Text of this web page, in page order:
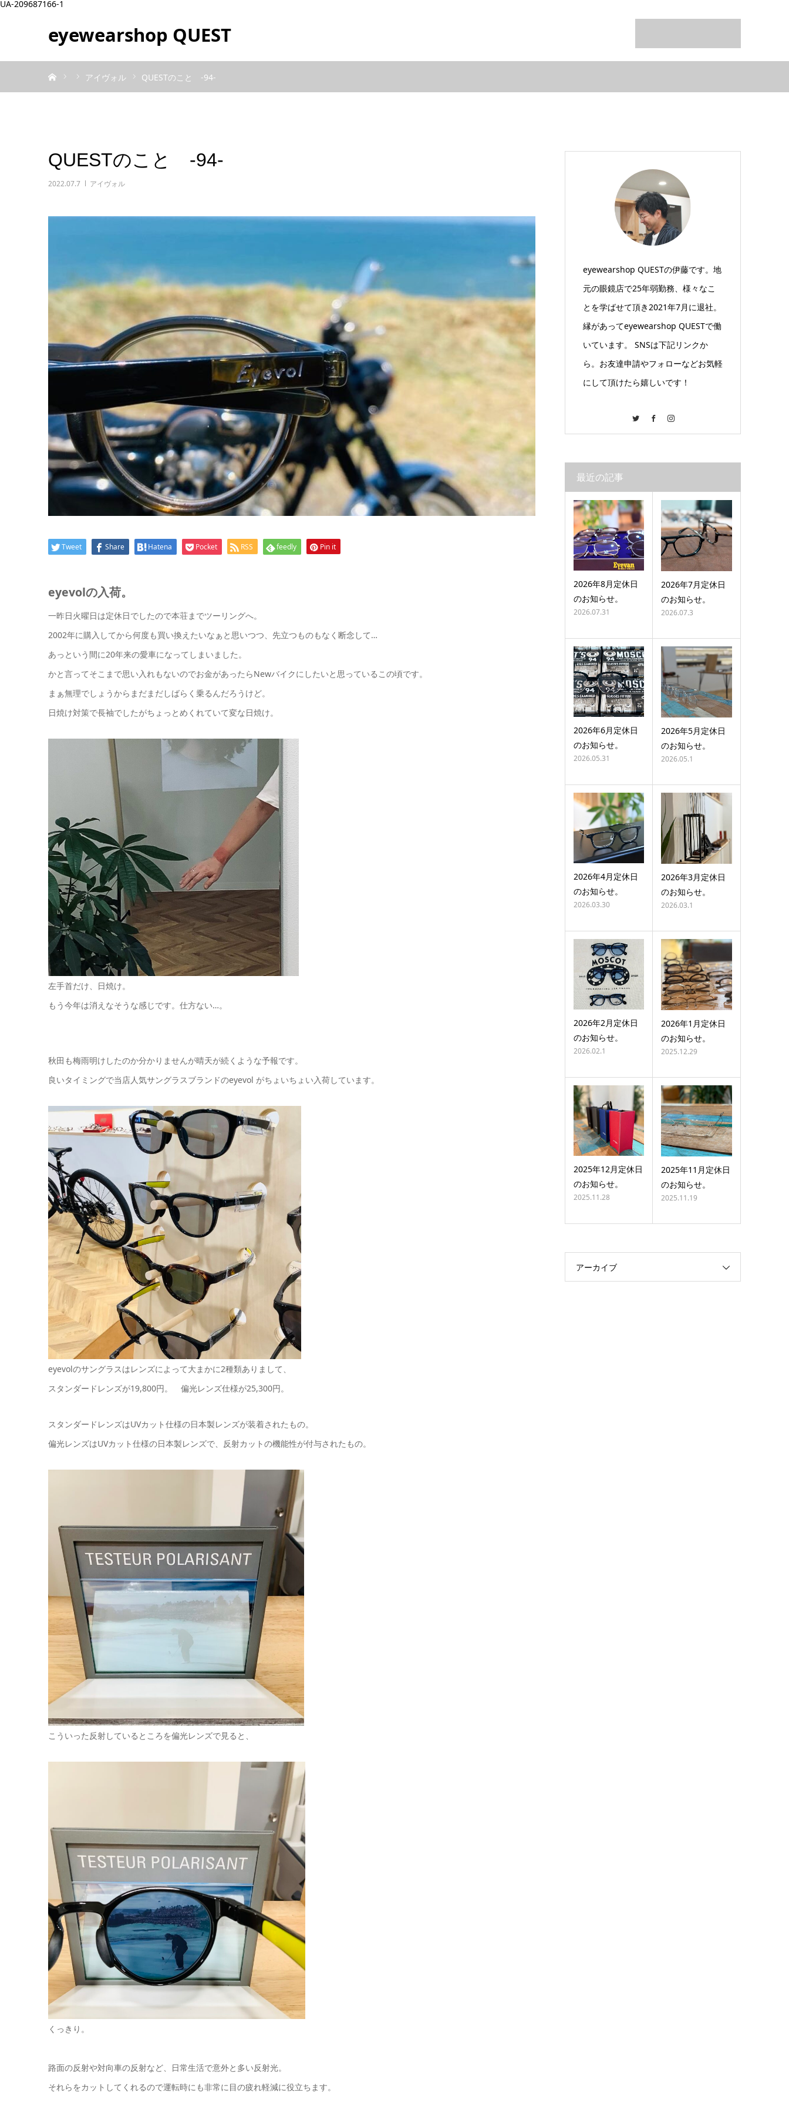
UA-209687166-1
eyewearshop QUEST
アイヴォル QUESTのこと ‐94‐
QUESTのこと ‐94‐
2022.07.7 アイヴォル
Tweet Share Hatena Pocket RSS feedly Pin it
eyevolの入荷。
一昨日火曜日は定休日でしたので本荘までツーリングへ。
2002年に購入してから何度も買い換えたいなぁと思いつつ、先立つものもなく断念して…
あっという間に20年来の愛車になってしまいました。
かと言ってそこまで思い入れもないのでお金があったらNewバイクにしたいと思っているこの頃です。
まぁ無理でしょうからまだまだしばらく乗るんだろうけど。
日焼け対策で長袖でしたがちょっとめくれていて変な日焼け。
左手首だけ、日焼け。
もう今年は消えなそうな感じです。仕方ない…。
秋田も梅雨明けしたのか分かりませんが晴天が続くような予報です。
良いタイミングで当店人気サングラスブランドのeyevol がちょいちょい入荷しています。
eyevolのサングラスはレンズによって大まかに2種類ありまして、
スタンダードレンズが19,800円。 偏光レンズ仕様が25,300円。
スタンダードレンズはUVカット仕様の日本製レンズが装着されたもの。
偏光レンズはUVカット仕様の日本製レンズで、反射カットの機能性が付与されたもの。
こういった反射しているところを偏光レンズで見ると、
くっきり。
路面の反射や対向車の反射など、日常生活で意外と多い反射光。
それらをカットしてくれるので運転時にも非常に目の疲れ軽減に役立ちます。
eyewearshop QUESTの伊藤です。地
元の眼鏡店で25年弱勤務、様々なこ
とを学ばせて頂き2021年7月に退社。
縁があってeyewearshop QUESTで働
いています。 SNSは下記リンクか
ら。お友達申請やフォローなどお気軽
にして頂けたら嬉しいです！
Twitter Facebook
最近の記事
2026年8月定休日
のお知らせ。
2026.07.31
2026年7月定休日
のお知らせ。
2026.07.3
2026年6月定休日
のお知らせ。
2026.05.31
2026年5月定休日
のお知らせ。
2026.05.1
2026年4月定休日
のお知らせ。
2026.03.30
2026年3月定休日
のお知らせ。
2026.03.1
2026年2月定休日
のお知らせ。
2026.02.1
2026年1月定休日
のお知らせ。
2025.12.29
2025年12月定休日
のお知らせ。
2025.11.28
2025年11月定休日
のお知らせ。
2025.11.19
アーカイブ